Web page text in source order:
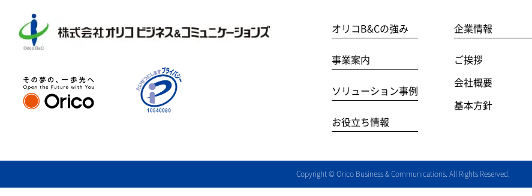
オリコB&Cの強み
事業案内
ソリューション事例
お役立ち情報
企業情報
ご挨拶
会社概要
基本方針
Copyright © Orico Business & Communications. All Rights Reserved.